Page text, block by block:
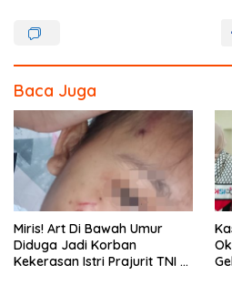
Baca Juga
Miris! Art Di Bawah Umur
Diduga Jadi Korban
Kekerasan Istri Prajurit TNI di